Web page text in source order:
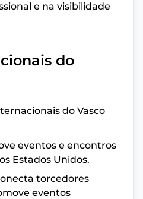
e na visibilidade
do
do Vasco
eventos e encontros
Estados Unidos.
torcedores
eventos